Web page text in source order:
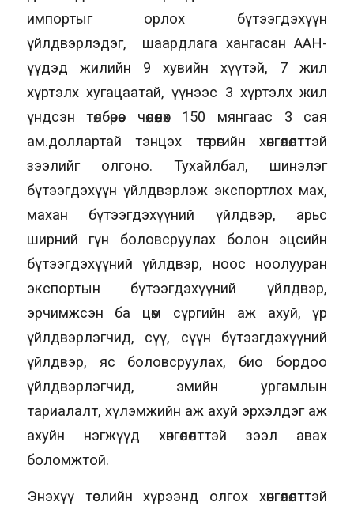
импортыг орлох бүтээгдэхүүн
үйлдвэрлэдэг, шаардлага хангасан ААН-
үүдэд жилийн 9 хувийн хүүтэй, 7 жил
хүртэлх хугацаатай, үүнээс 3 хүртэлх жил
үндсэн төлбөрөөс чөлөөлөх 150 мянгаас 3 сая
ам.доллартай тэнцэх төгрөгийн хөнгөлөлттэй
зээлийг олгоно. Тухайлбал, шинэлэг
бүтээгдэхүүн үйлдвэрлэж экспортлох мах,
махан бүтээгдэхүүний үйлдвэр, арьс
ширний гүн боловсруулах болон эцсийн
бүтээгдэхүүний үйлдвэр, ноос ноолууран
экспортын бүтээгдэхүүний үйлдвэр,
эрчимжсэн ба цөм сүргийн аж ахуй, үр
үйлдвэрлэгчид, сүү, сүүн бүтээгдэхүүний
үйлдвэр, яс боловсруулах, био бордоо
үйлдвэрлэгчид, эмийн ургамлын
тариалалт, хүлэмжийн аж ахуй эрхэлдэг аж
ахуйн нэгжүүд хөнгөлөлттэй зээл авах
боломжтой.
Энэхүү төслийн хүрээнд олгох хөнгөлөлттэй